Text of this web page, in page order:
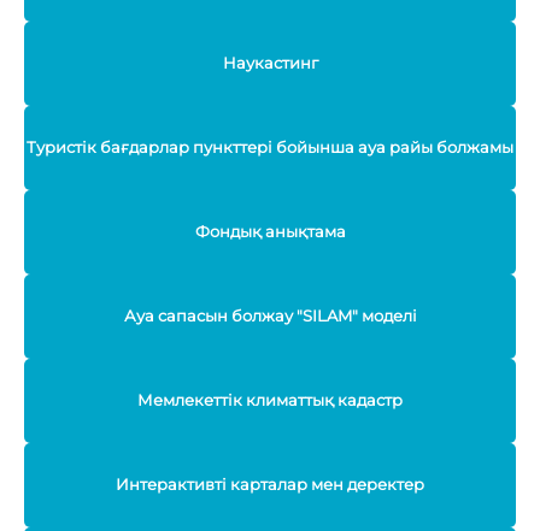
Наукастинг
Туристік бағдарлар пункттері бойынша ауа райы болжамы
Фондық анықтама
Ауа сапасын болжау "SILAM" моделі
Мемлекеттік климаттық кадастр
Интерактивті карталар мен деректер